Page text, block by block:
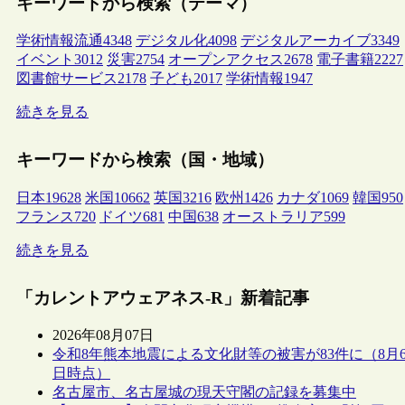
学術情報流通4348 デジタル化4098 デジタルアーカイブ3349
イベント 3012 災害2754 オープンアクセス2678 電子書籍2227
図書館サービス2178 子ども2017 学術情報1947
続きを見る
キーワードから検索（国・地域）
日本19628 米国 10662 英国3216 欧州 1426 カナダ1069 韓国950
フランス720 ドイツ681 中国638 オーストラリア599
続きを見る
「カレントアウェアネス-R」新着記事
2026年08月07日
令和8年熊本地震による文化財等の被害が83件に（8月
日時点）
名古屋市、名古屋城の現天守閣の記録を募集中